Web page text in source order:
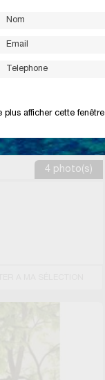
4 photo(s)
plus afficher cette fenêtre